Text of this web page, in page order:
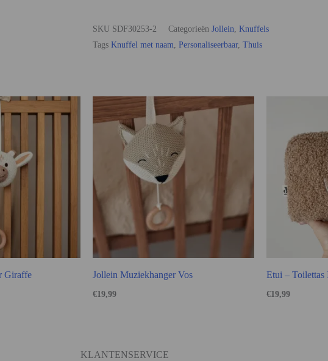
SKU SDF30253-2 Categorieën Jollein, Knuffels
Tags Knuffel met naam, Personaliseerbaar, Thuis
Giraffe Jollein Muziekhanger Vos
€19,99
Etui –
€19,99
KLANTENSERVICE